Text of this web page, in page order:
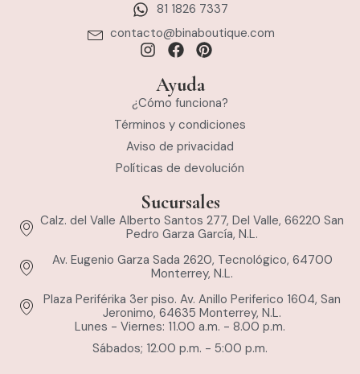
81 1826 7337
contacto@binaboutique.com
Ayuda
¿Cómo funciona?
Términos y condiciones
Aviso de privacidad
Políticas de devolución
Sucursales
Calz. del Valle Alberto Santos 277, Del Valle, 66220 San
Pedro Garza García, N.L.
Av. Eugenio Garza Sada 2620, Tecnológico, 64700
Monterrey, N.L.
Plaza Periférika 3er piso. Av. Anillo Periferico 1604, San
Jeronimo, 64635 Monterrey, N.L.
Lunes - Viernes: 11.00 a.m. - 8.00 p.m.
Sábados; 12.00 p.m. - 5:00 p.m.